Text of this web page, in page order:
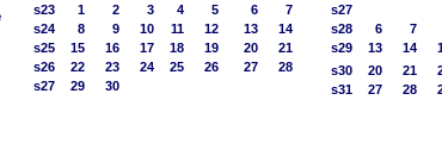
s23 1 2 3 4 5 6
7
s24
8 9 10 11 12 13
14
s25
15 16 17 18 19 20
21
s26
22 23 24 25 26 27
28
s27
29 30
s27
s28
6 7
s29
13 14
s30
20 21
s31
27 28